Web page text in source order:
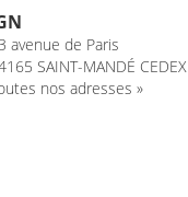
avenue de Paris
SAINT-MANDÉ CEDEX
nos adresses »